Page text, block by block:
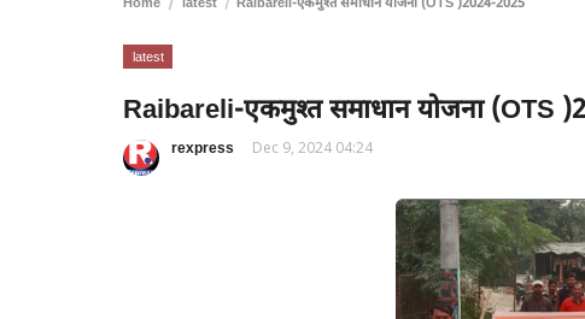
latest
Raibareli-एकमुश्त समाधान योजना (OTS
rexpress Dec 9, 2024 04:24